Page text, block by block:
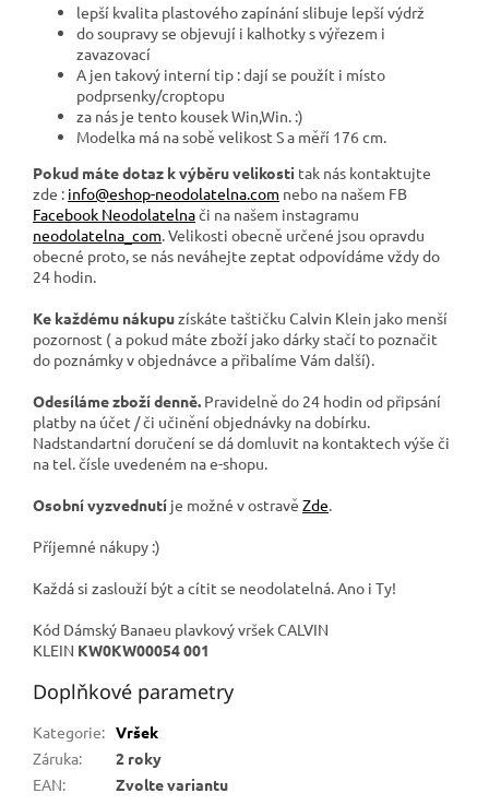
lepší kvalita plastového zapínání slibuje lepší výdrž
do soupravy se objevují i kalhotky s výřezem i
zavazovací
A jen takový interní tip : dají se použít i místo
podprsenky/croptopu
za nás je tento kousek Win,Win. :)
Modelka má na sobě velikost S a měří 176 cm.
Pokud máte dotaz k výběru velikosti tak nás kontaktujte
zde : info@eshop-neodolatelna.com nebo na našem FB
Facebook Neodolatelnači na našem instagramu
neodolatelna_com. Velikosti obecně určené jsou opravdu
obecné proto, se nás neváhejte zeptat odpovídáme vždy do
24 hodin.
Ke každému nákupuzískáte taštičku Calvin Klein jako menší
pozornost ( a pokud máte zboží jako dárky stačí to poznačit
do poznámky v objednávce a přibalíme Vám další).
Odesíláme zboží denně. Pravidelně do 24 hodin od připsání
platby na účet / či učinění objednávky na dobírku.
Nadstandartní doručení se dá domluvit na kontaktech výše či
na tel. čísle uvedeném na e-shopu.
Osobní vyzvednutí je možné v ostravě Zde.
Příjemné nákupy :)
Každá si zaslouží být a cítit se neodolatelná. Ano i Ty!
Kód Dámský Banaeu plavkový vršek CALVIN
KLEIN KW0KW00054 001
Doplňkové parametry
Kategorie: Vršek
Záruka:
2 roky
EAN:
Zvolte variantu